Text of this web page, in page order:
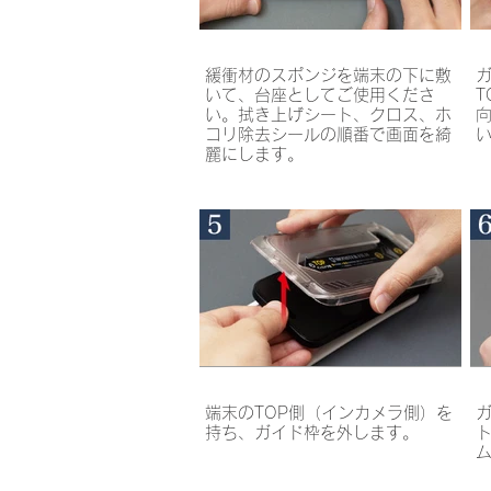
緩衝材のスポンジを端末の下に敷
いて、台座としてご使用くださ
い。拭き上げシート、クロス、ホ
コリ除去シールの順番で画面を綺
麗にします。
端末のTOP側（インカメラ側）を
持ち、ガイド枠を外します。